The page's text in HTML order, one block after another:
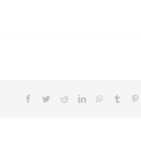
Facebook
TwitterRedditLinkedInWhatsApp
Tumblr